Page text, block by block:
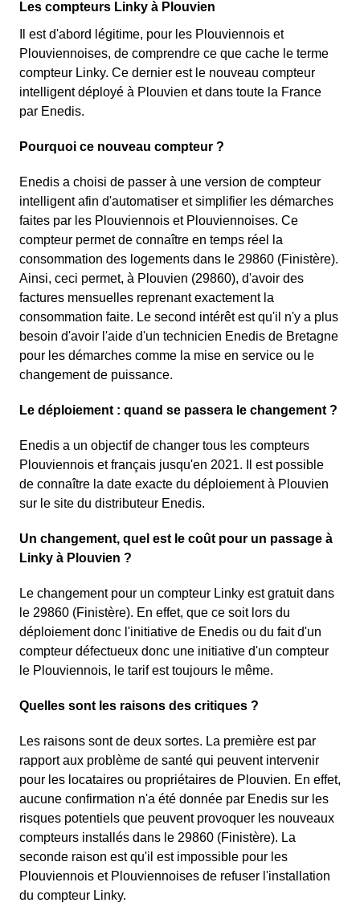
Les compteurs Linky à Plouvien
Il est d'abord légitime, pour les Plouviennois et
Plouviennoises, de comprendre ce que cache le terme
compteur Linky. Ce dernier est le nouveau compteur
intelligent déployé à Plouvien et dans toute la France
par Enedis.
Pourquoi ce nouveau compteur ?
Enedis a choisi de passer à une version de compteur
intelligent afin d'automatiser et simplifier les démarches
faites par les Plouviennois et Plouviennoises. Ce
compteur permet de connaître en temps réel la
consommation des logements dans le 29860 (Finistère).
Ainsi, ceci permet, à Plouvien (29860), d'avoir des
factures mensuelles reprenant exactement la
consommation faite. Le second intérêt est qu'il n'y a plus
besoin d'avoir l'aide d'un technicien Enedis de Bretagne
pour les démarches comme la mise en service ou le
changement de puissance.
Le déploiement : quand se passera le changement ?
Enedis a un objectif de changer tous les compteurs
Plouviennois et français jusqu'en 2021. Il est possible
de connaître la date exacte du déploiement à Plouvien
sur le site du distributeur Enedis.
Un changement, quel est le coût pour un passage à
Linky à Plouvien ?
Le changement pour un compteur Linky est gratuit dans
le 29860 (Finistère). En effet, que ce soit lors du
déploiement donc l'initiative de Enedis ou du fait d'un
compteur défectueux donc une initiative d'un compteur
le Plouviennois, le tarif est toujours le même.
Quelles sont les raisons des critiques ?
Les raisons sont de deux sortes. La première est par
rapport aux problème de santé qui peuvent intervenir
pour les locataires ou propriétaires de Plouvien. En effet,
aucune confirmation n'a été donnée par Enedis sur les
risques potentiels que peuvent provoquer les nouveaux
compteurs installés dans le 29860 (Finistère). La
seconde raison est qu'il est impossible pour les
Plouviennois et Plouviennoises de refuser l'installation
du compteur Linky.